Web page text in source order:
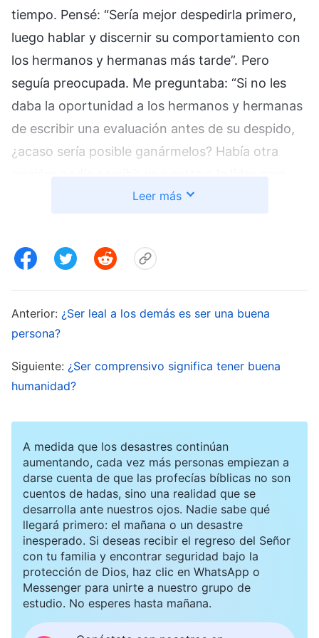
tiempo. Pensé: “Sería mejor despedirla primero,
luego hablar y discernir su comportamiento con
los hermanos y hermanas más tarde”. Pero
seguía preocupada. Me preguntaba: “Si no les
daba la oportunidad a los hermanos y hermanas
de escribir una evaluación antes de su despido,
¿acaso sería posible ganármelos? Había otra
informar sobre la situación de Yang Li. Si la líder
los hermanos y hermanas, no tendría que asumir
la responsabilidad exclusiva de la decisión. Todo
el mundo sabría que no fui solo yo quien decidió
esta forma de actuar, y así no dirían cosas tan
vueltas en mi cabeza, y finalmente decidí
A la mañana siguiente, le conté la situación de
Yang Li a la hermana que colaboraba conmigo.
También creía que Yang Li era una falsa líder y
que había que despedirla lo antes posible. Sugirió
despedirla mientras escribía la carta para
informar a la líder. Pensé que esta también era
una forma de actuar apropiada… pero, cuando
estaba por implementarla, volví a dudar y pensé:
“Todo esto se basa en lo que he visto del
Leer más
Anterior: ¿Ser leal a los demás es ser una buena
persona?
Siguiente: ¿Ser comprensivo significa tener buena
humanidad?
A medida que los desastres continúan
aumentando, cada vez más personas empiezan a
darse cuenta de que las profecías bíblicas no son
cuentos de hadas, sino una realidad que se
desarrolla ante nuestros ojos. Nadie sabe qué
llegará primero: el mañana o un desastre
inesperado. Si deseas recibir el regreso del Señor
con tu familia y encontrar seguridad bajo la
protección de Dios, haz clic en WhatsApp o
Messenger para unirte a nuestro grupo de
estudio. No esperes hasta mañana.